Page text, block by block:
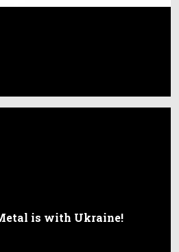
is with Ukraine!